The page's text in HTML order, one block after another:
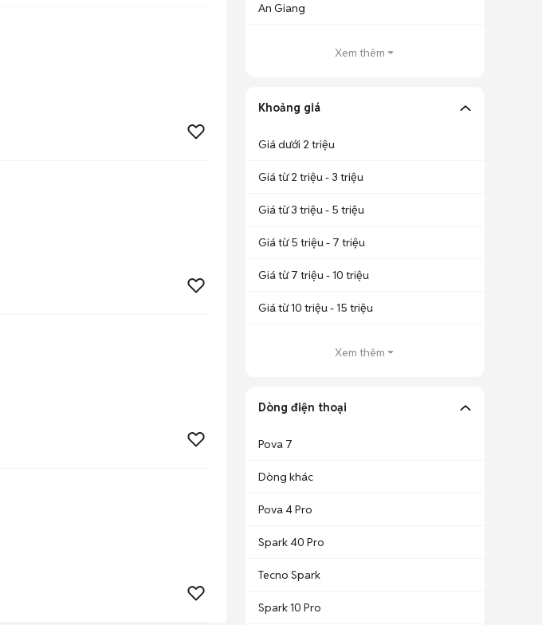
An Giang
Xem thêm
Khoảng giá
Giá dưới 2 triệu
Giá từ 2 triệu - 3 triệu
Giá từ 3 triệu - 5 triệu
Giá từ 5 triệu - 7 triệu
Giá từ 7 triệu - 10 triệu
Giá từ 10 triệu - 15 triệu
Xem thêm
Dòng điện thoại
Pova 7
Dòng khác
Pova 4 Pro
Spark 40 Pro
Tecno Spark
Spark 10 Pro